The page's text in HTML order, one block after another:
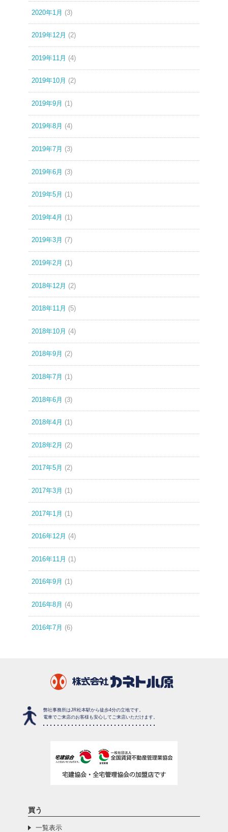
2020年1月 (3)
2019年12月 (2)
2019年11月 (4)
2019年10月 (2)
2019年9月 (1)
2019年8月 (4)
2019年7月 (3)
2019年6月 (3)
2019年5月 (1)
2019年4月 (1)
2019年3月 (7)
2019年2月 (1)
2018年12月 (2)
2018年11月 (5)
2018年10月 (4)
2018年9月 (2)
2018年7月 (1)
2018年6月 (3)
2018年4月 (1)
2018年2月 (2)
2017年5月 (2)
2017年3月 (1)
2017年1月 (1)
2016年12月 (4)
2016年11月 (1)
2016年9月 (1)
2016年8月 (4)
2016年7月 (6)
弊社事務所はJR松本駅から徒歩4分の立地です。
電車でご来店のお客様も安心してご来店いただけます。
買う
一覧表示